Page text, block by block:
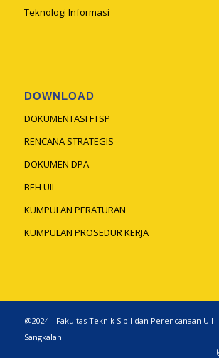
Teknologi Informasi
DOWNLOAD
DOKUMENTASI FTSP
RENCANA STRATEGIS
DOKUMEN DPA
BEH UII
KUMPULAN PERATURAN
KUMPULAN PROSEDUR KERJA
@2024 - Fakultas Teknik Sipil dan Perencanaan UII |
Sangkalan